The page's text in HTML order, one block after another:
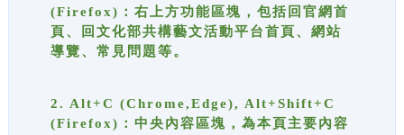
(Firefox)：右上方功能區塊，包括回官網首
頁、回文化部共構藝文活動平台首頁、網站
導覽、常見問題等。
2. Alt+C (Chrome,Edge), Alt+Shift+C
(Firefox)：中央內容區塊，為本頁主要內容